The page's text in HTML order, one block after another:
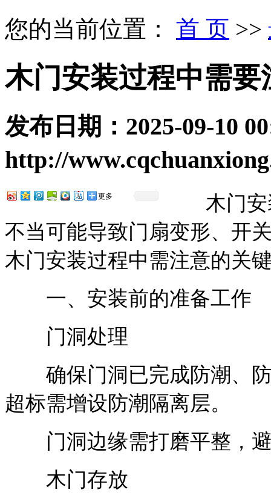
您的当前位置： 首 页 >>
木门安装过程中需要
发布日期： 2025-09-10
http://
更多
木门
不当可能导致门扇变形、开
木门安装过程中需注意的关
一、安装前的准备工作
门洞处理
确保门洞已完成防潮、防
超标需增设防潮隔离层。
门洞边缘需打磨平整，避
木门存放